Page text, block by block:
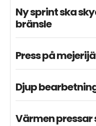
Ny sprint ska
bränsle
Press på
Djup
Värmen pressar